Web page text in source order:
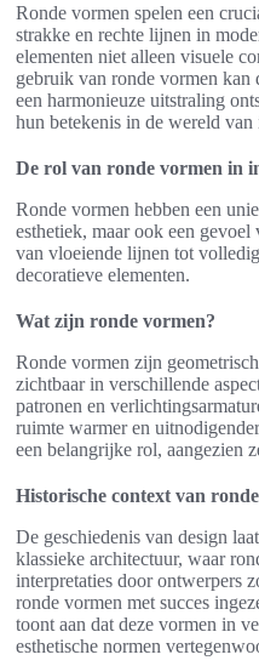
Ronde vormen spelen een
strakke en rechte lijnen in
elementen niet alleen visuele
gebruik van ronde vormen kan
een harmonieuze uitstraling
hun betekenis in de wereld
De rol van ronde vormen in
Ronde vormen hebben een
esthetiek, maar ook een
van vloeiende lijnen tot
decoratieve elementen.
Wat zijn ronde vormen?
Ronde vormen zijn
zichtbaar in verschillende
patronen en
ruimte warmer en
een belangrijke rol, aangezien
Historische context van
De geschiedenis van design
klassieke architectuur, waar
interpretaties door ontwerpers
ronde vormen met succes
toont aan dat deze vormen in
esthetische normen